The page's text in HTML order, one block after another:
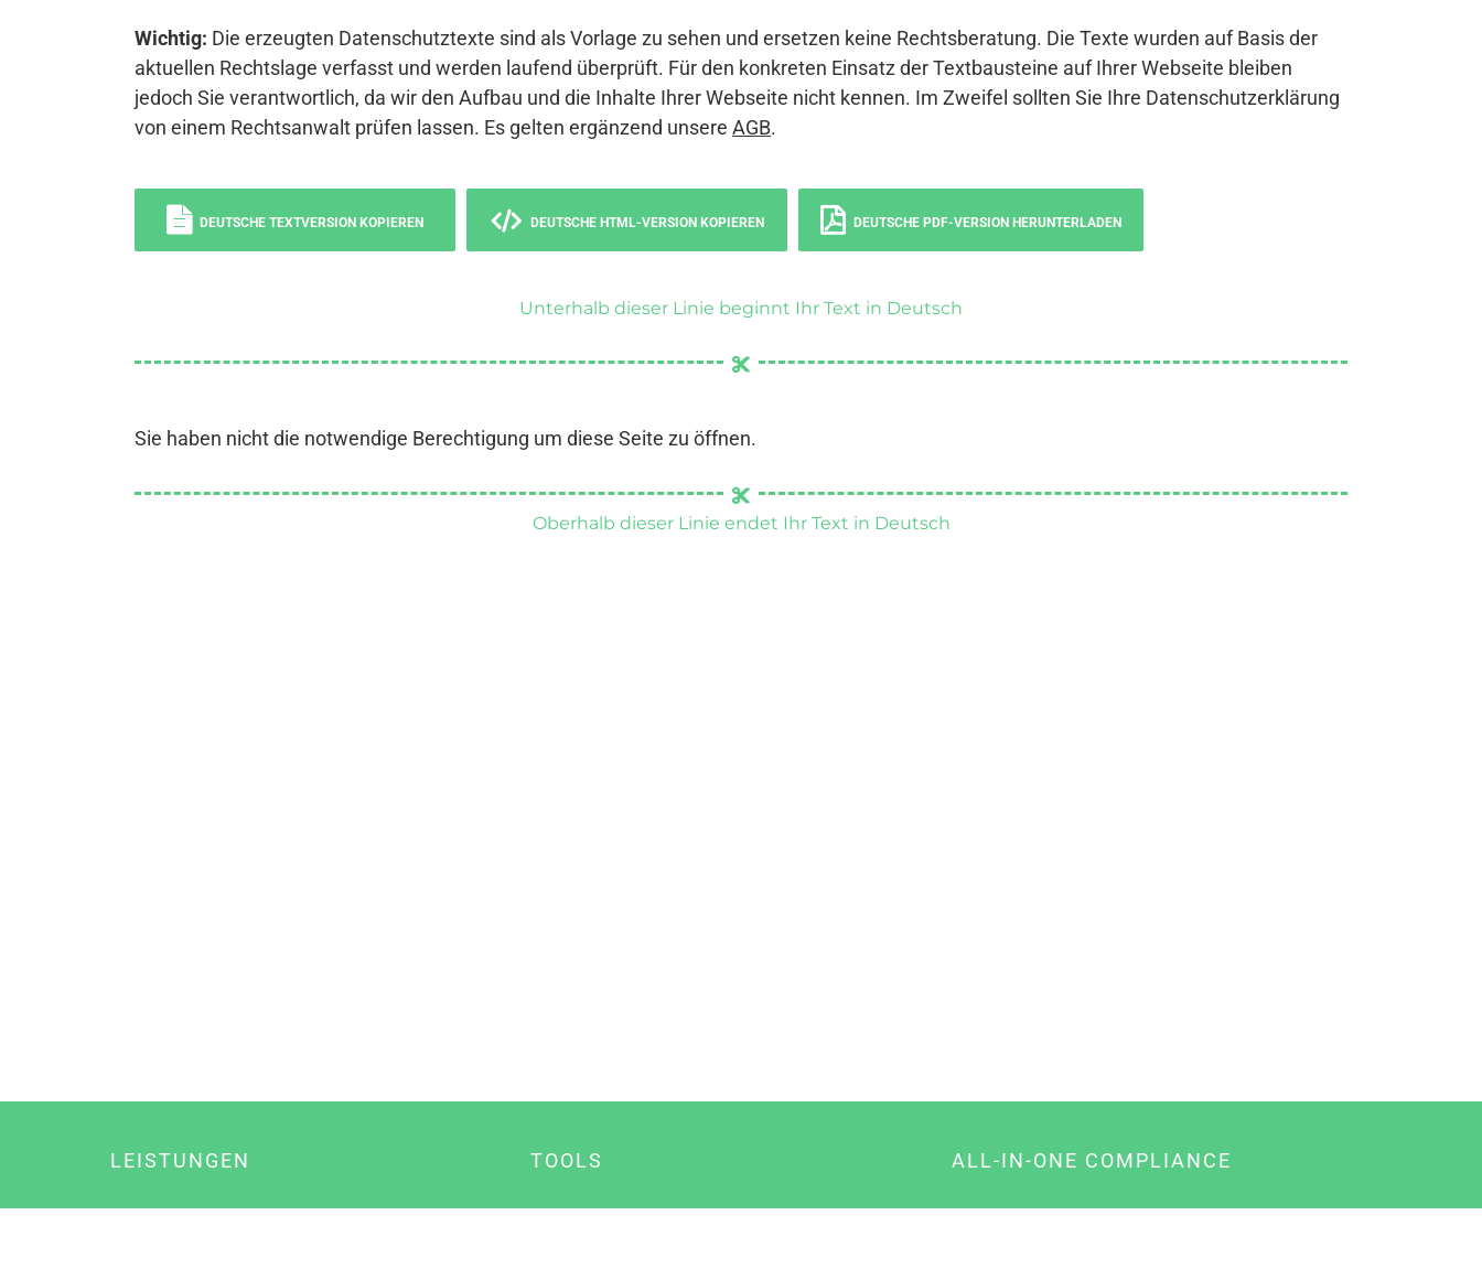
Wichtig: Die erzeugten Datenschutztexte sind als Vorlage zu sehen und ersetzen keine Rechtsberatung. Die Texte wurden auf Basis der
aktuellen Rechtslage verfasst und werden laufend überprüft. Für den konkreten Einsatz der Textbausteine auf Ihrer Webseite bleiben
jedoch Sie verantwortlich, da wir den Aufbau und die Inhalte Ihrer Webseite nicht kennen. Im Zweifel sollten Sie Ihre Datenschutzerklärung
von einem Rechtsanwalt prüfen lassen. Es gelten ergänzend unsere AGB.
DEUTSCHE TEXTVERSION KOPIEREN DEUTSCHE HTML-VERSION KOPIEREN DEUTSCHE PDF-VERSION HERUNTERLADEN
Unterhalb dieser Linie beginnt Ihr Text in Deutsch
Sie haben nicht die notwendige Berechtigung um diese Seite zu öffnen.
Oberhalb dieser Linie endet Ihr Text in Deutsch
LEISTUNGEN TOOLS ALL-IN-ONE COMPLIANCE